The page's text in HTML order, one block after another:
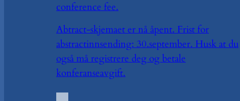
conference fee.
Abtract-skjemaet er nå åpent. Frist for
abstractinnsending: 30.september. Husk at du
også må registrere deg og betale
konferanseavgift.